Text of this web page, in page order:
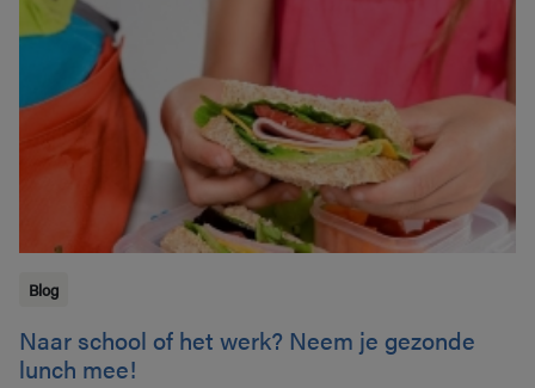
Blog
Naar school of het werk? Neem je gezonde
lunch mee!